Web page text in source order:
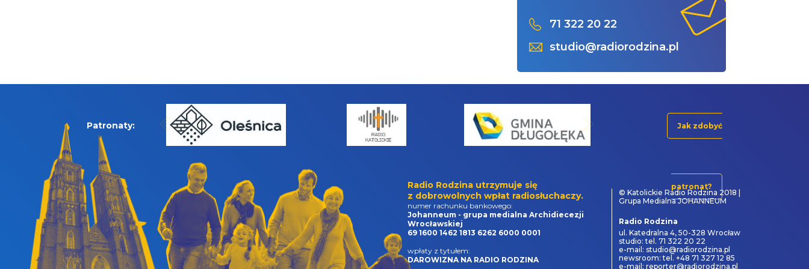
71 322 20 22
studio@radiorodzina.pl
Patronaty: Jak zdobyć
patronat?
Radio Rodzina utrzymuje się
z dobrowolnych wpłat radiosłuchaczy.
numer rachunku bankowego:
Johanneum - grupa medialna Archidiecezji
Wrocławskiej
69 1600 1462 1813 6262 6000 0001
wpłaty z tytułem:
DAROWIZNA NA RADIO RODZINA
© Katolickie Radio Rodzina 2018 |
Grupa Medialna JOHANNEUM
Radio Rodzina
ul. Katedralna 4, 50-328 Wrocław
studio: tel. 71 322 20 22
e-mail: studio@radiorodzina.pl
newsroom: tel. +48 71 327 12 85
e-mail: reporter@radiorodzina.pl